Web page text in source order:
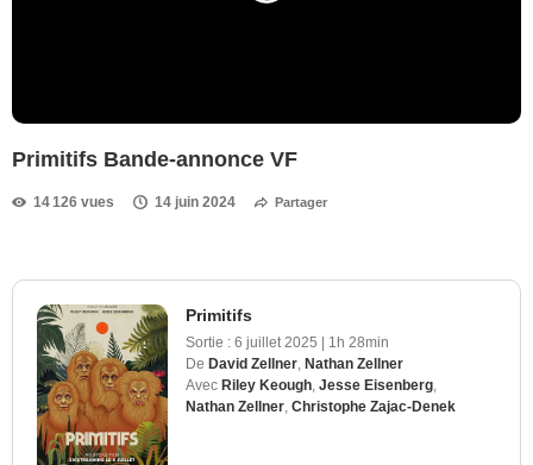
Primitifs Bande-annonce VF
14 126 vues 14 juin 2024 Partager
Primitifs
Sortie : 6 juillet 2025 | 1h 28min
De David Zellner Nathan Zellner
Avec Riley Keough Jesse Eisenberg
Nathan Zellner Christophe Zajac-Denek